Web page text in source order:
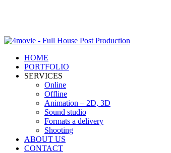
content
Menu
HOME
PORTFOLIO
SERVICES
Online
Offline
Animation – 2D, 3D
Sound studio
Formats a delivery
Shooting
ABOUT US
CONTACT